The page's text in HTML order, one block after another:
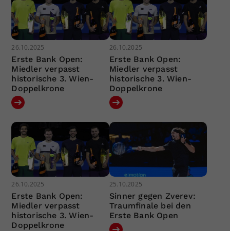
26.10.2025
Erste Bank Open:
Miedler verpasst
historische 3. Wien-
Doppelkrone
26.10.2025
Erste Bank Open:
Miedler verpasst
historische 3. Wien-
Doppelkrone
26.10.2025
Erste Bank Open:
Miedler verpasst
historische 3. Wien-
Doppelkrone
25.10.2025
Sinner gegen Zverev:
Traumfinale bei den
Erste Bank Open